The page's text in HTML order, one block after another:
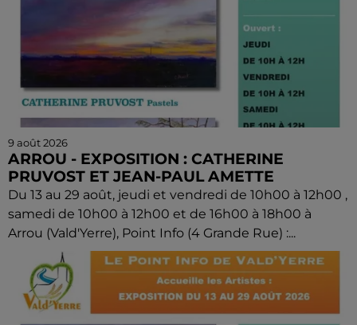
9 août 2026
ARROU - EXPOSITION : CATHERINE
PRUVOST ET JEAN-PAUL AMETTE
Du 13 au 29 août, jeudi et vendredi de 10h00 à 12h00 ,
samedi de 10h00 à 12h00 et de 16h00 à 18h00 à
Arrou (Vald'Yerre), Point Info (4 Grande Rue) :...